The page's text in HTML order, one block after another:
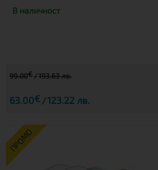
В наличност
99.00€ 193.63 лв.
63.00€ 123.22 лв.
ПРОМО